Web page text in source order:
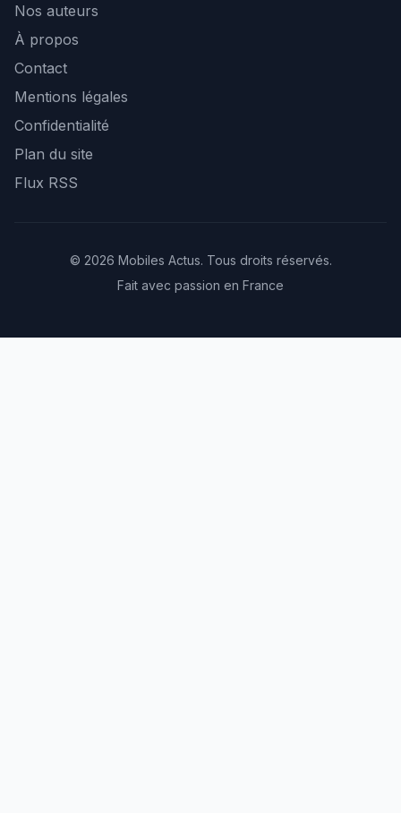
Nos auteurs
À propos
Contact
Mentions légales
Confidentialité
Plan du site
Flux RSS
© 2026 Mobiles Actus. Tous droits réservés.
Fait avec passion en France